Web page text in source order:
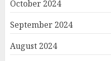
October 2024
September 2024
August 2024